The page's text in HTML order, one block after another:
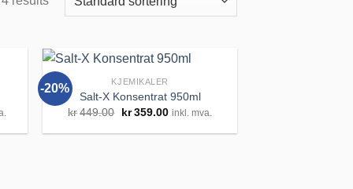
til
-20%
Legg til
KJEMIKALER
Salt-X Konsentrat 950ml
kr449.00 Opprinnelig
var:
kr 359.00Nåværende
er:
inkl. mva.